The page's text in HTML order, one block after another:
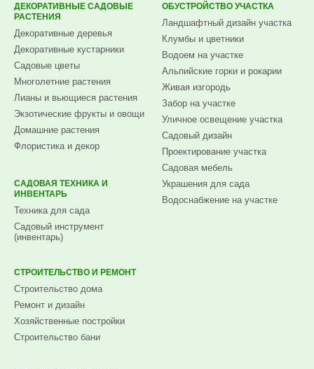
ДЕКОРАТИВНЫЕ САДОВЫЕ
РАСТЕНИЯ
Декоративные деревья
Декоративные кустарники
Садовые цветы
Многолетние растения
Лианы и вьющиеся растения
Экзотические фрукты и овощи
Домашние растения
Флористика и декор
САДОВАЯ ТЕХНИКА И
ИНВЕНТАРЬ
Техника для сада
Садовый инструмент
(инвентарь)
ОБУСТРОЙСТВО УЧАСТКА
Ландшафтный дизайн участка
Клумбы и цветники
Водоем на участке
Альпийские горки и рокарии
Живая изгородь
Забор на участке
Уличное освещение участка
Садовый дизайн
Проектирование участка
Садовая мебель
Украшения для сада
Водоснабжение на участке
СТРОИТЕЛЬСТВО И РЕМОНТ
Строительство дома
Ремонт и дизайн
Хозяйственные постройки
Строительство бани